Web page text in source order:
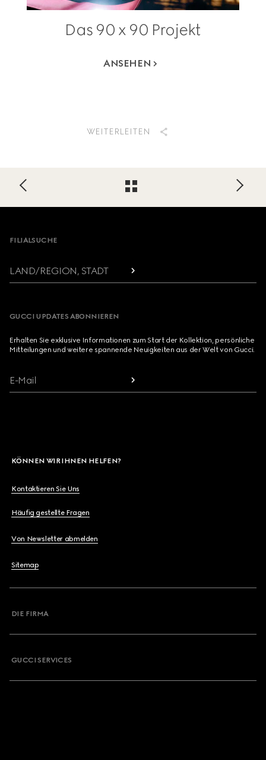
Das 90 x 90 Projekt
ANSEHEN
WEITERLEITEN
Footer
FILIALSUCHE
LAND/REGION, STADT
GUCCI UPDATES ABONNIEREN
Erhalten Sie exklusive Informationen zum Start der Kollektion, persönliche
Mitteilungen und weitere spannende Neuigkeiten aus der Welt von Gucci.
E-Mail
KÖNNEN WIR IHNEN HELFEN?
Kontaktieren Sie Uns
Häufig gestellte Fragen
Von Newsletter abmelden
Sitemap
DIE FIRMA
GUCCI SERVICES